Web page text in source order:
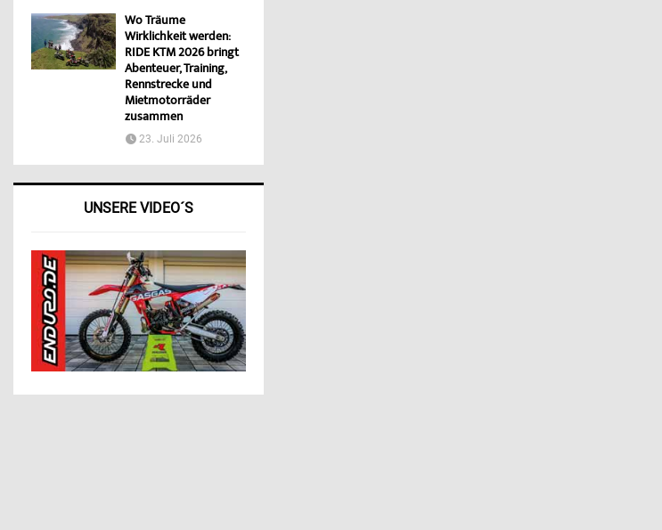
Wo Träume
Wirklichkeit werden:
RIDE KTM 2026 bringt
Abenteuer, Training,
Rennstrecke und
Mietmotorräder
zusammen
23. Juli 2026
UNSERE VIDEO´S